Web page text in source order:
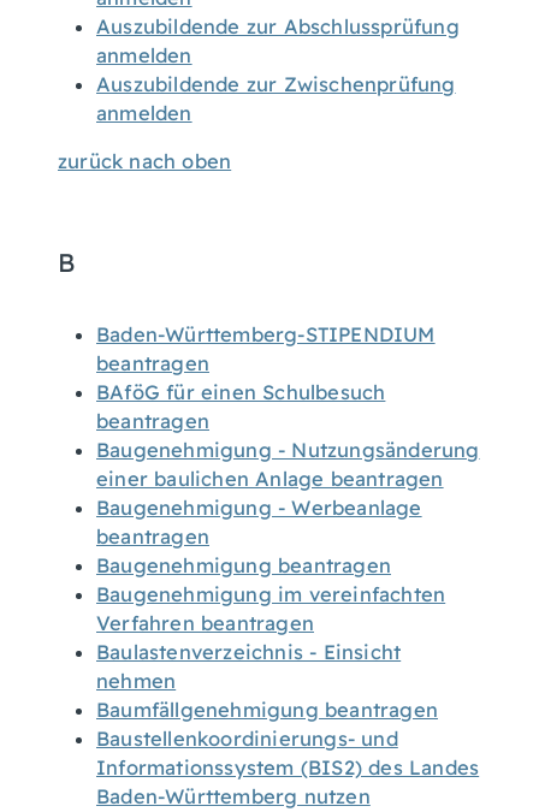
Auszubildende zur Abschlussprüfung
anmelden
Auszubildende zur Zwischenprüfung
anmelden
zurück nach oben
B
Baden-Württemberg-STIPENDIUM
beantragen
BAföG für einen Schulbesuch
beantragen
Baugenehmigung - Nutzungsänderung
einer baulichen Anlage beantragen
Baugenehmigung - Werbeanlage
beantragen
Baugenehmigung beantragen
Baugenehmigung im vereinfachten
Verfahren beantragen
Baulastenverzeichnis - Einsicht
nehmen
Baumfällgenehmigung beantragen
Baustellenkoordinierungs- und
Informationssystem (BIS2) des Landes
Baden-Württemberg nutzen